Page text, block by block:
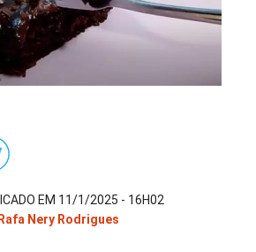
EM 11/1/2025 - 16H02
Nery Rodrigues